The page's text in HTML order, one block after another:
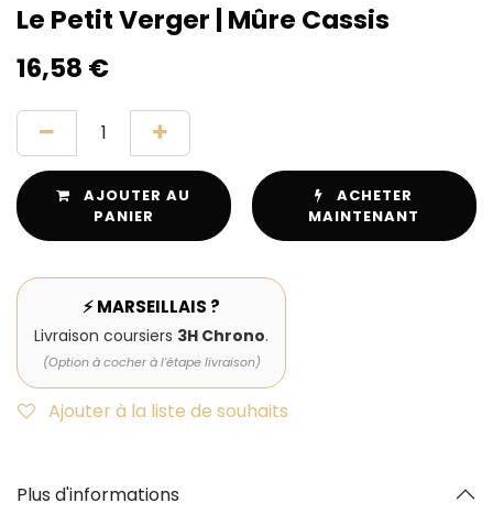
Le Petit Verger | Mûre Cassis
16,58 €
AJOUTER AU
PANIER
ACHETER
MAINTENANT
⚡ MARSEILLAIS ?
Livraison coursiers 3H Chrono.
(Option à cocher à l'étape livraison)
Ajouter à la liste de souhaits
Plus d'informations